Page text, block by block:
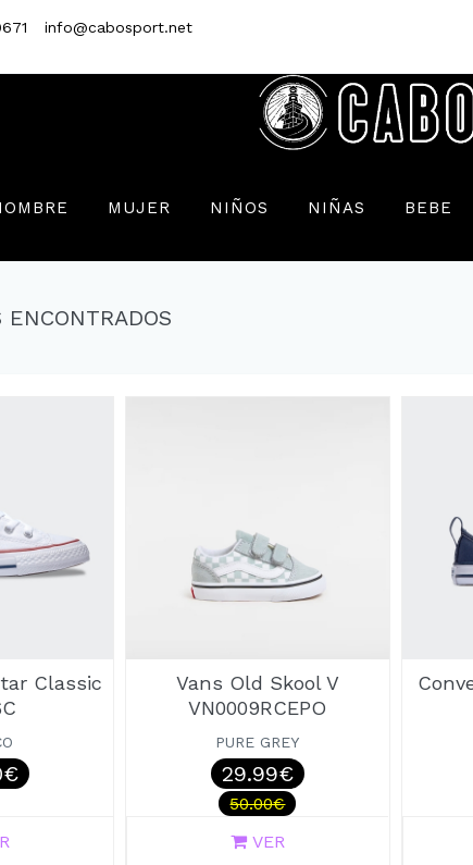
info@cabosport.net
MUJER NIÑOS NIÑAS BEBE
Classic
Vans Old Skool V
VN0009RCEPO
PURE GREY
29.99€
50.00€
VER